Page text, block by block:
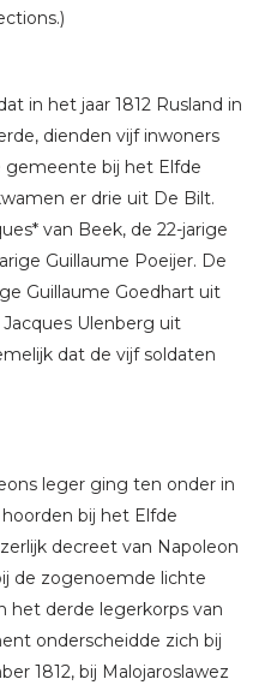
in het jaar 1812 Rusland in
dienden vijf inwoners
gemeente bij het Elfde
er drie uit De Bilt.
van Beek, de 22-jarige
Guillaume Poeijer. De
Guillaume Goedhart uit
Ulenberg uit
dat de vijf soldaten
leger ging ten onder in
bij het Elfde
decreet van Napoleon
de zogenoemde lichte
het derde legerkorps van
onderscheidde zich bij
1812, bij Malojaroslawez